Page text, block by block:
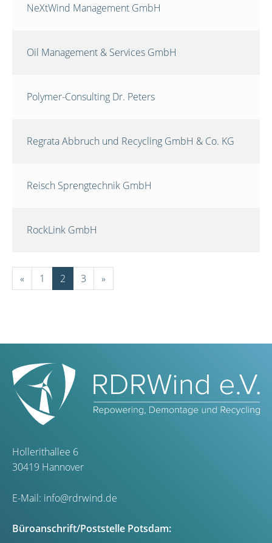
NeXtWind Management GmbH
Oil Management & Services GmbH
Polymer-Consulting Dr. Peters
Regrata Abbruch und Recycling GmbH & Co. KG
Reisch Sprengtechnik GmbH
RockLink GmbH
« 1 2 3 »
Hollerithallee 6
30419 Hannover
E-Mail: info@rdrwind.de
Büroanschrift/Poststelle Potsdam: